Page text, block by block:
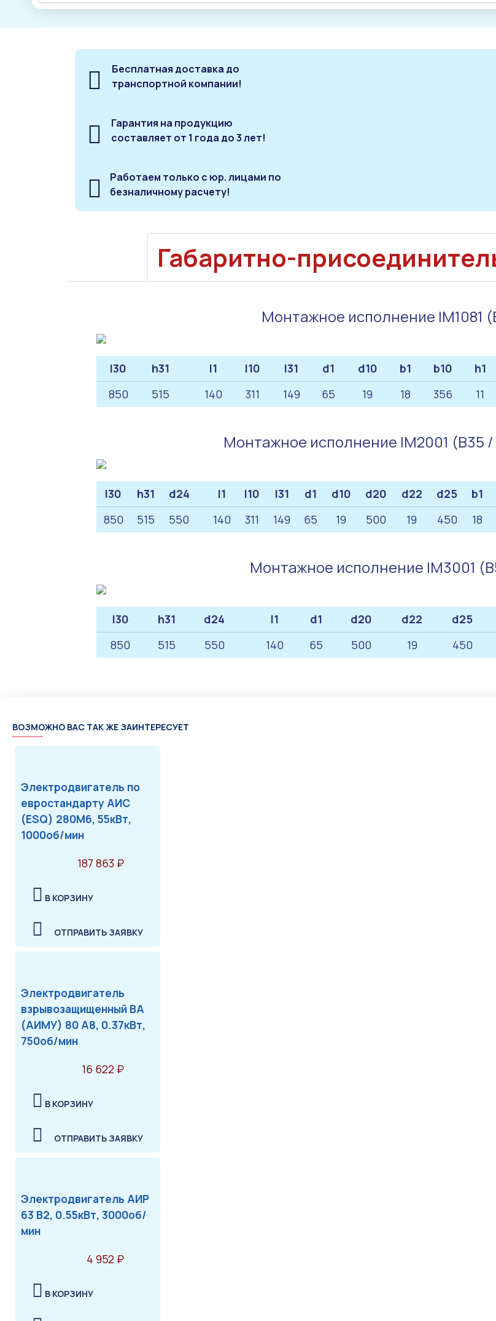
Бесплатная доставка до
транспортной компании!
Гарантия на продукцию
составляет от 1 года до 3 лет!
Работаем только с юр. лицами по
безналичному расчету!
Габаритно-
Монтажное исполнение IM1081
l30 h31 l1 l10 l31 d1 d10 b1 b10 h1
850
515 140 311 149 65 19 18 356 11
Монтажное исполнение IM2001 (B35
l30 h31 d24 l1 l10 l31 d1 d10 d20 d22 d25 b1
850
515 550 140 311 149 65 19 500 19 450 18
Монтажное исполнение IM3001
l30 h31 d24 l1 d1 d20 d22 d25
850
515 550 140 65 500 19 450
ВОЗМОЖНО ВАС ТАК ЖЕ ЗАИНТЕРЕСУЕТ
Электродвигатель по
евростандарту АИС
(ESQ) 280M6, 55кВт,
1000об/мин
187 863 ₽
В КОРЗИНУ
ОТПРАВИТЬ ЗАЯВКУ
Электродвигатель
взрывозащищенный ВА
(АИМУ) 80 А8, 0.37кВт,
750об/мин
16 622 ₽
В КОРЗИНУ
ОТПРАВИТЬ ЗАЯВКУ
Электродвигатель АИР
63 В2, 0.55кВт, 3000об/
мин
4 952 ₽
В КОРЗИНУ